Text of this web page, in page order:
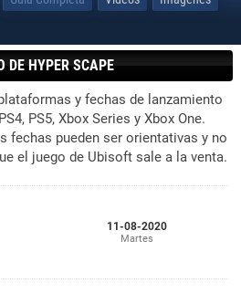
DE HYPER SCAPE
y fechas de lanzamiento
PS5, Xbox Series y Xbox One.
fechas pueden ser orientativas y no
el juego de Ubisoft sale a la venta.
11-08-2020
Martes